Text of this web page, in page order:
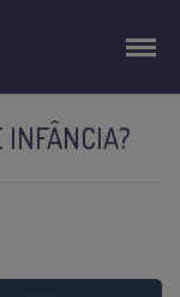
INFÂNCIA?